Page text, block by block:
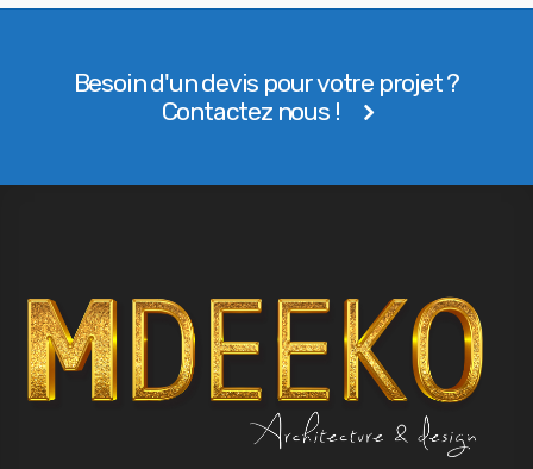
Besoin d'un devis pour votre projet ?
Contactez nous !